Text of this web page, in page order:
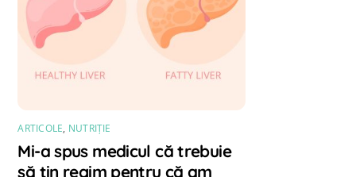
ARTICOLE, NUTRIȚIE
Mi-a spus medicul că trebuie
să țin regim pentru că am